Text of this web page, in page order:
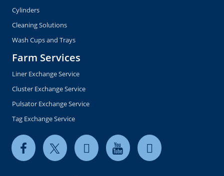
Cylinders
Cleaning Solutions
Wash Cups and Trays
Farm Services
Liner Exchange Service
Cluster Exchange Service
Pulsator Exchange Service
Tag Exchange Service